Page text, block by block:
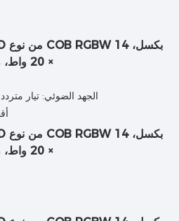
الجهد الضوئي: تيار متردد 100-240 فولت، 50/60 هرتز